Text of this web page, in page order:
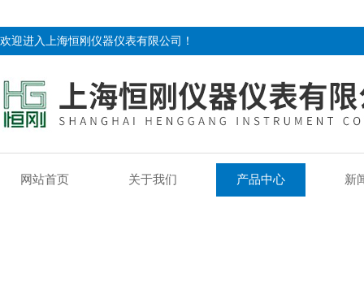
欢迎进入上海恒刚仪器仪表有限公司！
网站首页 关于我们 产品中心 新